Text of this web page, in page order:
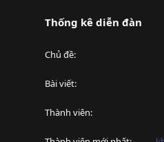
Thống kê diễn đàn
Chủ đề
Bài viết
Thành viên